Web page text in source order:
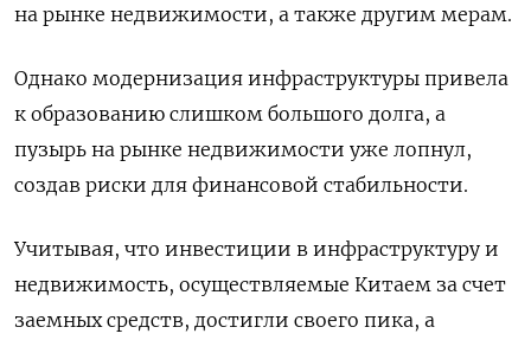
на рынке недвижимости, а также другим мерам.
Однако модернизация инфраструктуры привела
к образованию слишком большого долга, а
пузырь на рынке недвижимости уже лопнул,
создав риски для финансовой стабильности.
Учитывая, что инвестиции в инфраструктуру и
недвижимость, осуществляемые Китаем за счет
заемных средств, достигли своего пика, а